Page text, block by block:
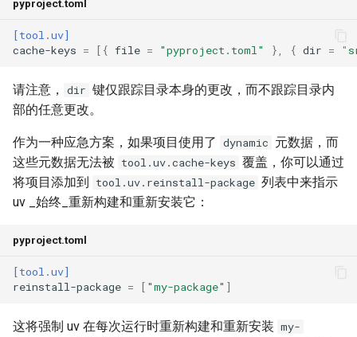
pyproject.toml
[tool.uv]
cache-keys = [{ file = "pyproject.toml" }, { dir =
请注意， dir 键仅跟踪目录本身的更改，而不跟踪目录内
部的任意更改。
作为一种应急方案，如果项目使用了 dynamic 元数据，而
这些元数据无法被 tool.uv.cache-keys 覆盖，你可以通过
将项目添加到 tool.uv.reinstall-package 列表中来指示
uv _始终_重新构建和重新安装它：
pyproject.toml
[tool.uv]
reinstall-package = [ "my-package" ]
这将强制 uv 在每次运行时重新构建和重新安装 my-